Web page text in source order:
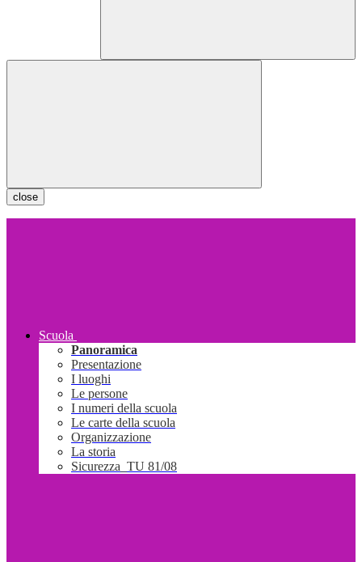
close
Scuola
Panoramica
Presentazione
I luoghi
Le persone
I numeri della scuola
Le carte della scuola
Organizzazione
La storia
Sicurezza_TU 81/08